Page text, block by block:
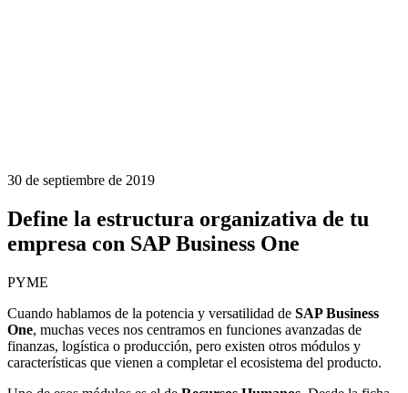
30 de septiembre de 2019
Define la estructura organizativa de tu
empresa con SAP Business One
PYME
Cuando hablamos de la potencia y versatilidad de SAP Business
One, muchas veces nos centramos en funciones avanzadas de
finanzas, logística o producción, pero existen otros módulos y
características que vienen a completar el ecosistema del producto.